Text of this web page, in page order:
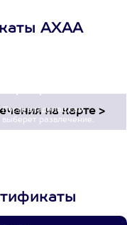
АХАА
Пусть владелец сам
выберет развлечение.